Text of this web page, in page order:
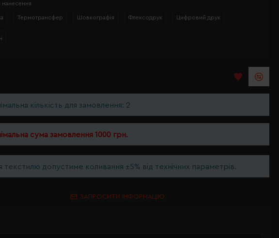
нанесення
Термотрансфер Шовкографія Флексодрук Цифровий друк
кількість для замовлення: 2
сума замовлення 1000 грн.
текстилю допустиме коливання ±5% від технічних параметрів.
ЗАПРОСИТИ ІНФОРМАЦІЮ